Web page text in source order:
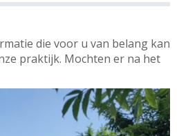
die voor u van belang kan
praktijk. Mochten er na het